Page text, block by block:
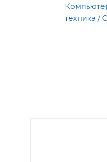
техника /